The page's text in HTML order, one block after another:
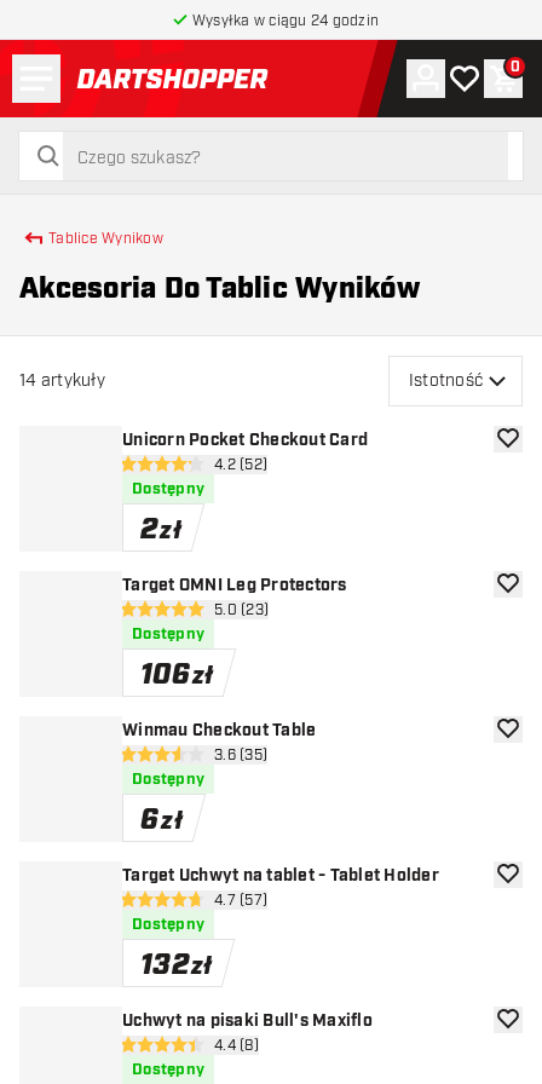
Wysyłka w ciągu 24 godzin
powrót do strony głównej
szukaj
szukaj
Konto
Moja lista
0
Tablice Wynikow
Akcesoria Do Tablic Wyników
14 artykuły Istotność
Unicorn Pocket Checkout Card
otwórz panel recenzji
4.2 gwiazdki oceny
4.2 (52)
Dostępny
2zł
Target OMNI Leg Protectors
otwórz panel recenzji
5 gwiazdki oceny5.0 (23)
Dostępny
106zł
Winmau Checkout Table
otwórz panel recenzji
3.6 gwiazdki oceny
3.6 (35)
Dostępny
6zł
Target Uchwyt na tablet - Tablet Holder
otwórz panel recenzji
4.7 gwiazdki oceny
4.7 (57)
Dostępny
132zł
Uchwyt na pisaki Bull's Maxiflo
otwórz panel recenzji
4.4 gwiazdki oceny
4.4 (8)
Dostępny